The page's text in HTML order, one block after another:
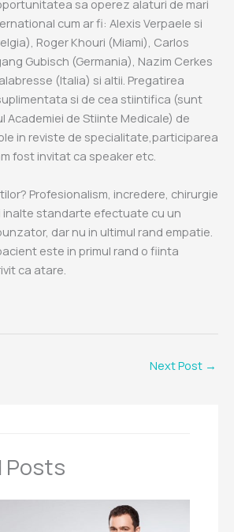
sa operez alaturi de mari
cum ar fi: Alexis Verpaele si
Roger Khouri (Miami), Carlos
Gubisch (Germania), Nazim Cerkes
(Italia) si altii. Pregatirea
si de cea stiintifica (sunt
Academiei de Stiinte Medicale) de
in reviste de specialitate,participarea
fost invitat ca speaker etc.
Profesionalism, incredere, chirurgie
inalte standarte efectuate cu un
dar nu in ultimul rand empatie.
este in primul rand o fiinta
ca atare.
Next Post →
Posts